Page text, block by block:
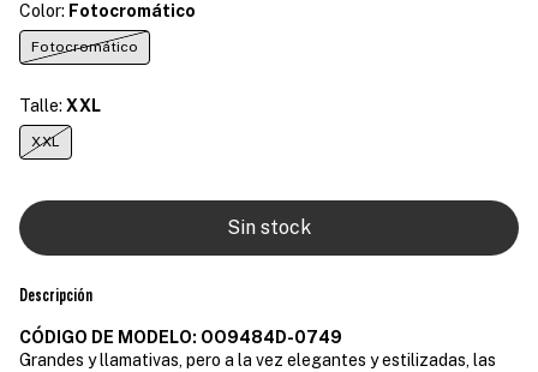
Color: Fotocromático
Fotocromático
Talle: XXL
XXL
Descripción
CÓDIGO DE MODELO: OO9484D-0749
Grandes y llamativas, pero a la vez elegantes y estilizadas, las